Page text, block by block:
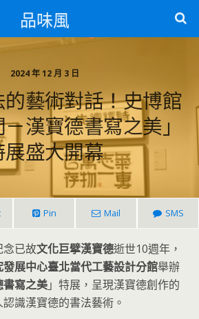
品味風
2024 年 12 月 3 日
藝術對話！史博館
－漢寶德書寫之美」
展盛大開幕
Pin Mail SMS
念已故文化巨擘漢寶德逝世10週年，
展中心臺北當代工藝設計分館舉辦
書寫之美」特展，呈現漢寶德創作的
識漢寶德的書法藝術。